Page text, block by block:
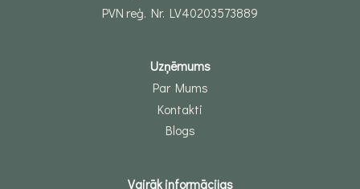
PVN reģ. Nr. LV40203573889
Uzņēmums
Par Mums
Kontakti
Blogs
Vairāk informācijas